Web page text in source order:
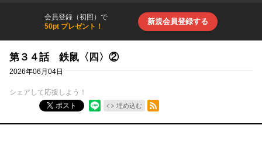
会員登録（初回）で
50pt プレゼント！
新規会員登録する
第３４話 鉄鼠〈四〉②
2026年06月04日
シェアして応援しよう！
ポスト
埋め込む
RSSフィード